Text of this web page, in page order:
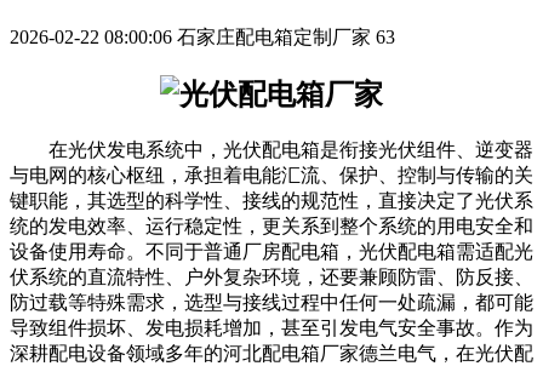
2026-02-22 08:00:06 石家庄配电箱定制厂家 63
在光伏发电系统中，光伏配电箱是衔接光伏组件、逆变器
与电网的核心枢纽，承担着电能汇流、保护、控制与传输的关
键职能，其选型的科学性、接线的规范性，直接决定了光伏系
统的发电效率、运行稳定性，更关系到整个系统的用电安全和
设备使用寿命。不同于普通厂房配电箱，光伏配电箱需适配光
伏系统的直流特性、户外复杂环境，还要兼顾防雷、防反接、
防过载等特殊需求，选型与接线过程中任何一处疏漏，都可能
导致组件损坏、发电损耗增加，甚至引发电气安全事故。作为
深耕配电设备领域多年的河北配电箱厂家德兰电气，在光伏配